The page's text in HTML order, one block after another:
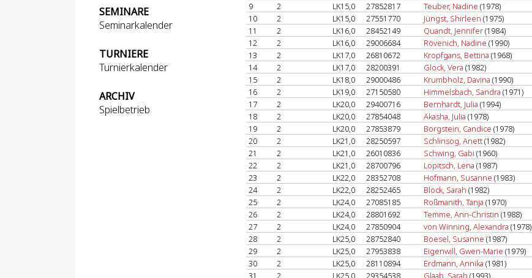
SEMINARE
Seminarkalender
TURNIERE
Turnierkalender
ARCHIV
Spielbetrieb
9
2 LK15,0 27852817 Teuber, Nadine (1978)
10
2 LK15,0 27551770 Jüngst, Shirleen (1975)
11
2 LK16,0 28452149 Quandt, Jennifer(1984)
12
2 LK16,0 29006684 Rövenich, Nadine (1990)
13
2 LK17,0 26810672 Kropfgans, Bettina (1968)
14
2 LK17,0 28200391 Glock, Vera (1982)
15
2 LK18,0 29000486 Krumbholz, Davina (1990)
16
2 LK19,0 27150580 Himmelsbach, Sandra (1971)
17
2 LK20,0 29400716 Bernhardt, Julia (1994)
18
2 LK20,0 27854048 Akasha, Julia (1978)
19
2 LK20,0 27853879 Borgstein, Candice (1978)
20
2 LK21,0 28250597 Schlinsog, Anett(1982)
21
2 LK21,0 26010836 Schwing, Gabi (1960)
22
2 LK21,0 28700796 Lopitsch, Lena (1987)
23
2 LK22,0 28352708 Hofmann, Susanne (1983)
24
2 LK22,0 28252465 Block, Sarah (1982)
25
2 LK24,0 27085185 Roßmanith, Tanja (1970)
26
2 LK24,0 28801692 Temme, Ann-Christin (1988)
27
2 LK24,0 27850904 von Winning, Alexandra (1978)
28
2 LK25,0 28752840 Boesel, Susanne (1987)
29
2 LK25,0 27953838 Eigenwill, Gwen-Marie (1979)
30
2 LK25,0 28110894 Erdmann, Annika (1981)
31
2 LK25,0 29354538 Glaab, Sarah (1993)